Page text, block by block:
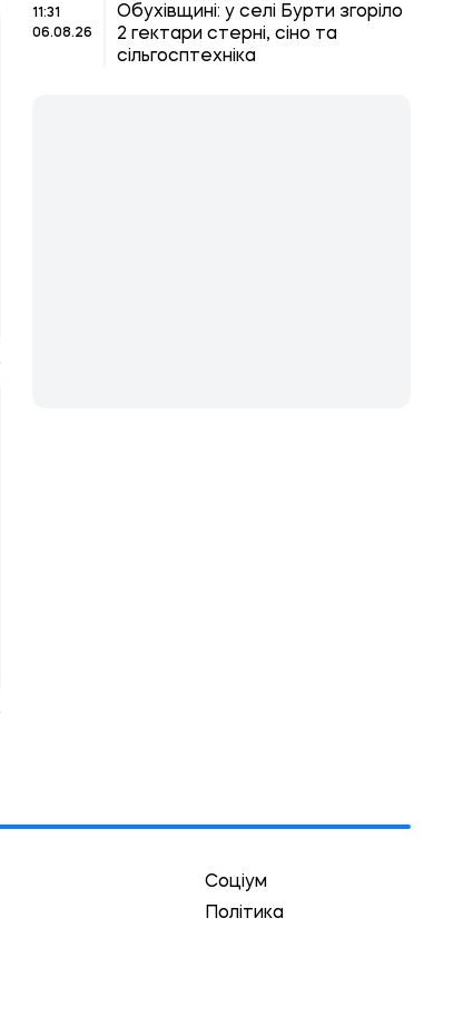
11:31
06.08.26
Обухівщині: у селі Бурти згоріло
2 гектари стерні, сіно та
сільгосптехніка
Соціум
Політика